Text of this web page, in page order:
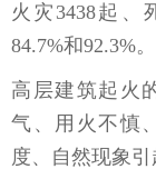
火灾3438起、
84.7%和92.3%。
高层建筑起火
气、用火不慎
度、自然现象引